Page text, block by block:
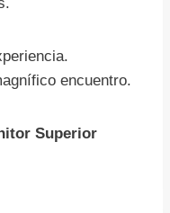
encuentro.
Superior